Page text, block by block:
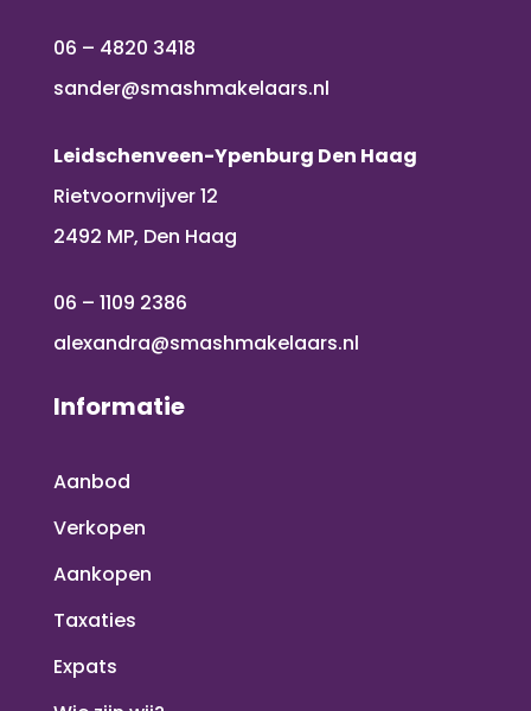
06 – 4820 3418
sander@smashmakelaars.nl
Leidschenveen-Ypenburg Den Haag
Rietvoornvijver 12
2492 MP, Den Haag
06 – 1109 2386
alexandra@smashmakelaars.nl
Informatie
Aanbod
Verkopen
Aankopen
Taxaties
Expats